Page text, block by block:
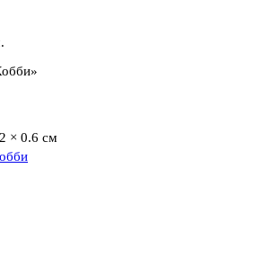
× 0.6 см